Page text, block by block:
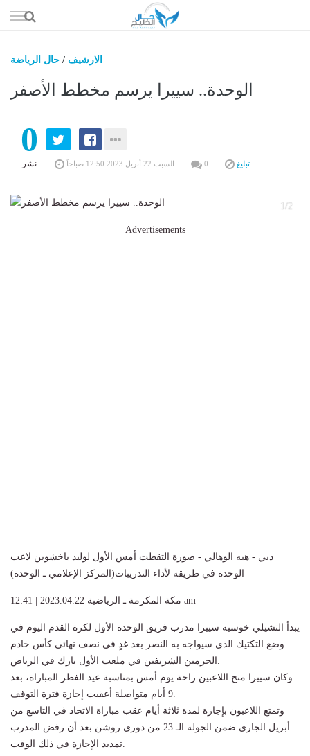
الى
الارشيف / حال الرياضة
الوحدة.. سييرا يرسم مخطط الأصفر
0
نشر السبت 22 أبريل 2023 12:50 صباحاً 0 تبليغ
1/2
Advertisements
دبي - هبه الوهالي - صورة التقطت أمس الأول لوليد باخشوين لاعب
الوحدة في طريقه لأداء التدريبات(المركز الإعلامي ـ الوحدة)
مكة المكرمة ـ الرياضية 2023.04.22 | 12:41 am
يبدأ التشيلي خوسيه سييرا مدرب فريق الوحدة الأول لكرة القدم اليوم في
وضع التكتيك الذي سيواجه به النصر بعد غدٍ في نصف نهائي كأس خادم
الحرمين الشريفين في ملعب الأول بارك في الرياض.
وكان سييرا منح اللاعبين راحة يوم أمس بمناسبة عيد الفطر المباراة، بعد
9 أيام متواصلة أعقبت إجازة فترة التوقف.
وتمتع اللاعبون بإجازة لمدة ثلاثة أيام عقب مباراة الاتحاد في التاسع من
أبريل الجاري ضمن الجولة الـ 23 من دوري روشن بعد أن رفض المدرب
تمديد الإجازة في ذلك الوقت.
حال
حال